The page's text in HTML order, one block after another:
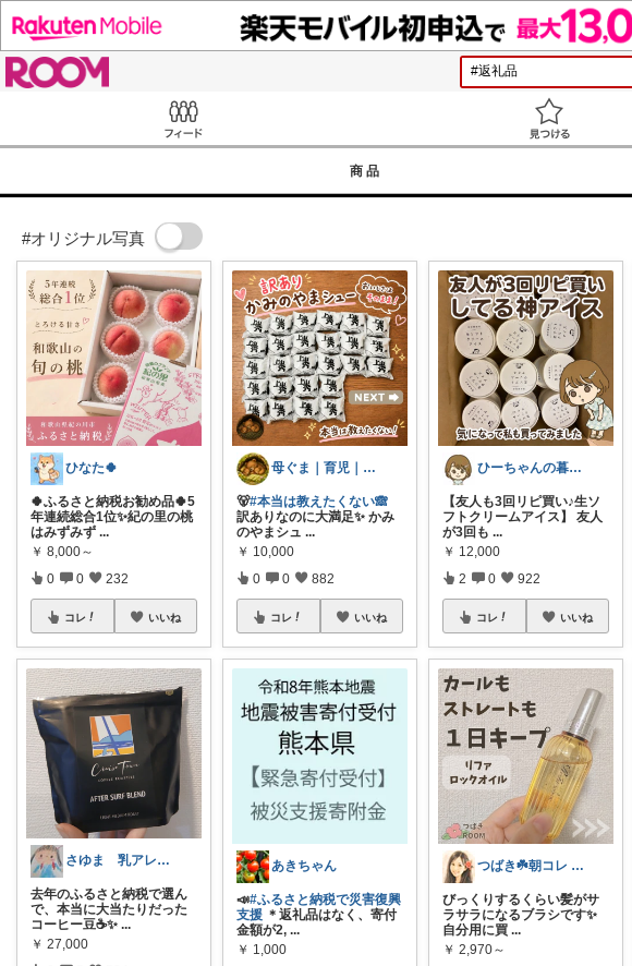
商品
#オリジナル写真
ひなた🍀
🍀ふるさと納税お勧め品🍀5
年連続総合1位✨紀の里の桃
はみずみず ...
￥ 8,000～
0 0 232
コレ いいね
さゆま 乳アレっ子ママ｜知育×子育てグッ
去年のふるさと納税で選ん
で、本当に大当たりだった
コーヒー豆☕✨ ...
￥ 27,000
母ぐま｜育児｜シンプルライフ｜朝コレ
🐻#本当は教えたくない🙈
訳ありなのに大満足✨ かみ
のやまシュ ...
￥ 10,000
0 0 882
コレ いいね
あきちゃん
📣#ふるさと納税で災害復興
支援 ＊返礼品はなく、寄付
金額が2, ...
￥ 1,000
ひーちゃんの暮らしと服ROOM🌷
【友人も3回リピ買い♪生ソ
フトクリームアイス】 友人
が3回も ...
￥ 12,000
2 0 922
コレ いいね
つばき☘️朝コレ 家事・育児・仕事を楽に
びっくりするくらい髪がサ
ラサラになるブラシです✨️
自分用に買 ...
￥ 2,970～